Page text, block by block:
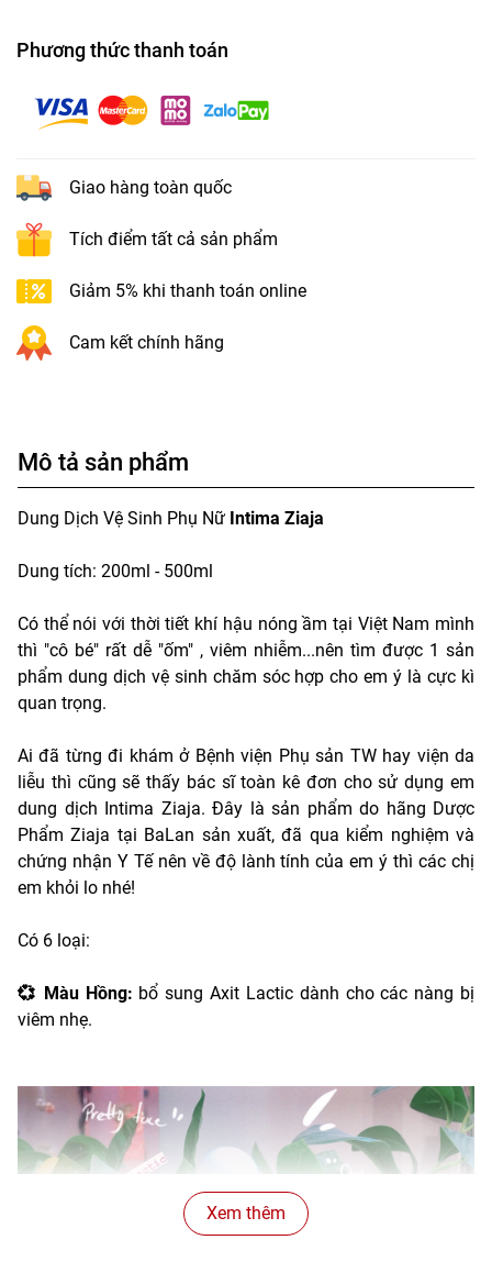
Phương thức thanh toán
Giao hàng toàn quốc
Tích điểm tất cả sản phẩm
Giảm 5% khi thanh toán online
Cam kết chính hãng
Mô tả sản phẩm
Dung Dịch Vệ Sinh Phụ Nữ Intima Ziaja
Dung tích: 200ml - 500ml
Có thể nói với thời tiết khí hậu nóng ầm tại Việt Nam mình
thì "cô bé" rất dễ "ốm" , viêm nhiễm...nên tìm được 1 sản
phẩm dung dịch vệ sinh chăm sóc hợp cho em ý là cực kì
quan trọng.
Ai đã từng đi khám ở Bệnh viện Phụ sản TW hay viện da
liễu thì cũng sẽ thấy bác sĩ toàn kê đơn cho sử dụng em
dung dịch Intima Ziaja. Đây là sản phẩm do hãng Dược
Phẩm Ziaja tại BaLan sản xuất, đã qua kiểm nghiệm và
chứng nhận Y Tế nên về độ lành tính của em ý thì các chị
em khỏi lo nhé!
Có 6 loại:
💞 Màu Hồng: bổ sung Axit Lactic dành cho các nàng bị
viêm nhẹ.
Xem thêm